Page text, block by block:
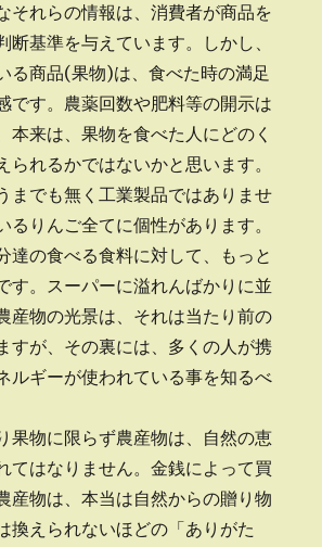
それらの情報は、消費者が商品を
断基準を与えています。しかし、
る商品(果物)は、食べた時の満足
です。農薬回数や肥料等の開示は
本来は、果物を食べた人にどのく
られるかではないかと思います。
までも無く工業製品ではありませ
るりんご全てに個性があります。
達の食べる食料に対して、もっと
す。スーパーに溢れんばかりに並
産物の光景は、それは当たり前の
すが、その裏には、多くの人が携
ルギーが使われている事を知るべ
果物に限らず農産物は、自然の恵
てはなりません。金銭によって買
産物は、本当は自然からの贈り物
換えられないほどの「ありがた